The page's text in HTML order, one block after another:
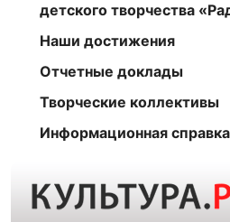
детского творчества
Наши достижения
Отчетные доклады
Творческие коллективы
Информационная